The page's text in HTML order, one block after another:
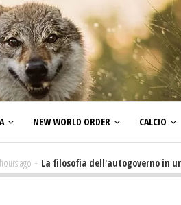
NEW WORLD ORDER CALCIO
- La filosofia dell'autogoverno in un